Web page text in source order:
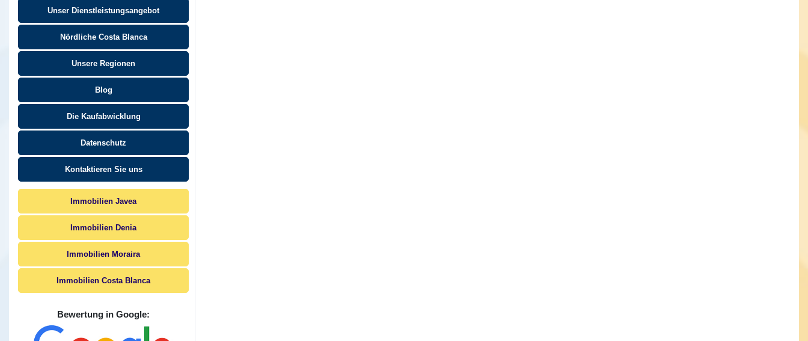
Unser Dienstleistungsangebot
Nördliche Costa Blanca
Unsere Regionen
Blog
Die Kaufabwicklung
Datenschutz
Kontaktieren Sie uns
Immobilien Javea
Immobilien Denia
Immobilien Moraira
Immobilien Costa Blanca
Bewertung in Google: